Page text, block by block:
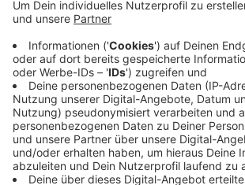
Sonnenbrand und auch in die Eichen
zunehmend Schadorganismen wie
Eichenprachtkäfer und machen
das Leben schwer. Weil sich die
verändert haben, stehen auch die
Kreis vor großen Veränderungen.
Veröffentlicht:Montag, 10.03.2025 07:57